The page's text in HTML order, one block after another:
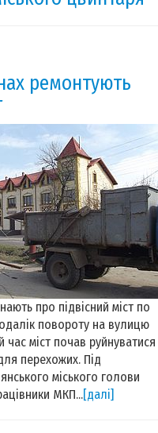
ремонтують
про підвісний міст по
повороту на вулицю
час міст почав руйнуватися
перехожих. Під
міського голови
МКП...[далі]